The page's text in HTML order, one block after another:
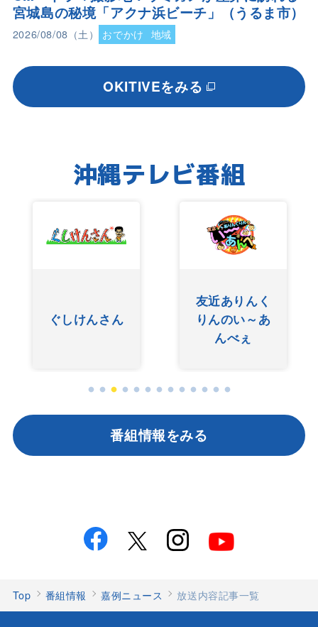
宮城島の秘境「アクナ浜ビーチ」（うるま市）
2026/08/08（土） おでかけ 地域
OKITIVEをみる
沖縄テレビ番組
ぐしけんさん
友近ありんく
りんのい～あ
んべぇ
番組情報をみる
Top 番組情報 嘉例ニュース 放送内容記事一覧